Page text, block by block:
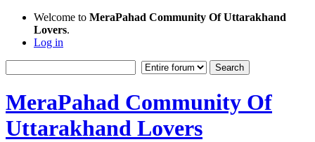
Welcome to MeraPahad Community Of Uttarakhand
Lovers.
Log in
MeraPahad Community Of
Uttarakhand Lovers